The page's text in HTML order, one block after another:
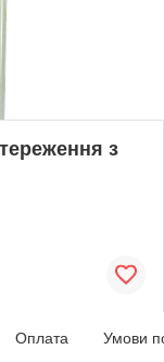
з
Оплата Умови